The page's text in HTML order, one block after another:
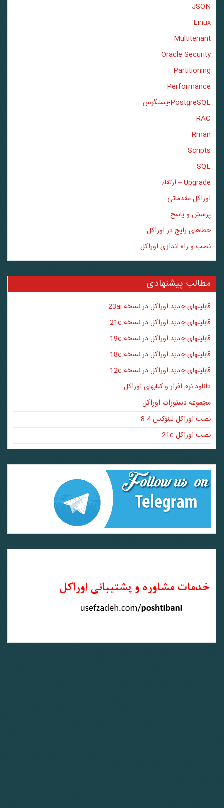
JSON
Linux
Multitenant
Oracle Security
Partitioning
Performance
PostgreSQL-پستگرس
RAC
Rman
Scripts
SQL
Upgrade – ارتقاء
اوراکل مقدماتی
پرسش و پاسخ
خطاهای رایج در اوراکل
نصب و راه اندازی اوراکل
مطالب پیشنهادی
قابلیتهای جدید اوراکل در نسخه 23ai
قابلیتهای جدید اوراکل در نسخه 21c
قابلیتهای جدید اوراکل در نسخه 19c
قابلیتهای جدید اوراکل در نسخه 18c
قابلیتهای جدید اوراکل در نسخه 12c
دانلود نرم افزار و کتابهای اوراکل
مجموعه دستورات اوراکل
نصب اوراکل لینوکس 8.4
نصب اوراکل 21c